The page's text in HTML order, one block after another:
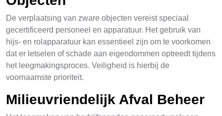
De verplaatsing van zware objecten vereist speciaal
gecertificeerd personeel en apparatuur. Het gebruik van
hijs- en rolapparatuur kan essentieel zijn om te voorkomen
dat er letselen of schade aan eigendommen optreedt tijdens
het leegmakingsproces. Veiligheid is hierbij de
voornaamste prioriteit.
Milieuvriendelijk Afval Beheer